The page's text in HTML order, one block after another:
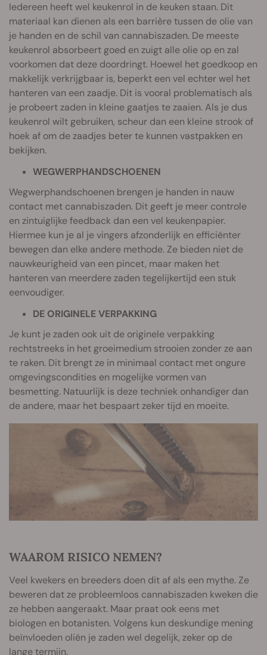
Iedereen heeft wel keukenrol in de keuken staan. Dit
materiaal kan dienen als een barrière tussen de olie van
je handen en de schil van cannabiszaden. De meeste
keukenrol absorbeert goed en zuigt alle olie op en zal
voorkomen dat deze doordringt. Hoewel het goedkoop en
makkelijk verkrijgbaar is, beperkt een vel echter wel het
hanteren van een zaadje. Dit is vooral problematisch als
je probeert zaden in kleine gaatjes te zaaien. Als je dus
keukenrol wilt gebruiken, scheur dan een kleine strook of
hoek af om de zaadjes beter te kunnen vastpakken en
bekijken.
WEGWERPHANDSCHOENEN
Wegwerphandschoenen brengen je handen in nauw
contact met cannabiszaden. Dit geeft je meer controle
en zintuiglijke feedback dan een vel keukenpapier.
Hiermee kun je al je vingers afzonderlijk en efficiënter
bewegen dan elke andere methode. Ze bieden niet de
nauwkeurigheid van een pincet, maar maken het
hanteren van meerdere zaden tegelijkertijd een stuk
eenvoudiger.
DE ORIGINELE VERPAKKING
Je kunt je zaden ook uit de originele verpakking
rechtstreeks in het groeimedium strooien zonder ze aan
te raken. Dit brengt ze in minimaal contact met ongure
omgevingscondities en mogelijke vormen van
besmetting. Natuurlijk is deze techniek onhandiger dan
de andere, maar het bespaart zeker tijd en moeite.
WAAROM RISICO NEMEN?
Veel kwekers en breeders doen dit af als een mythe. Ze
beweren dat ze probleemloos cannabiszaden kweken die
ze hebben aangeraakt. Maar praat ook eens met
biologen en botanisten. Volgens kun deskundige mening
beïnvloeden oliën je zaden wel degelijk, zeker op de
lange termijn.